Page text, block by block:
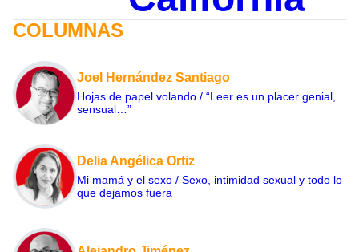
COLUMNAS
Joel Hernández Santiago
Hojas de papel volando / “Leer es un placer genial,
sensual…”
Delia Angélica Ortiz
Mi mamá y el sexo / Sexo, intimidad sexual y todo lo
que dejamos fuera